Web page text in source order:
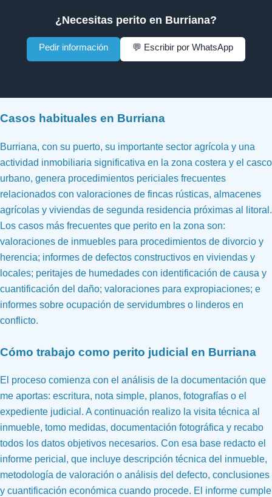
¿Necesitas perito en Burriana?
Pedir información 💬 Escribir por WhatsApp
Casos habituales en Burriana
Burriana, con su puerto, su importante sector agrícola y una
actividad inmobiliaria significativa en la zona costera y el casco
urbano, genera procedimientos periciales frecuentes
relacionados con valoraciones de fincas rústicas, almacenes
agrícolas y viviendas de segunda residencia próximas al litoral.
Los casos más frecuentes que perito en la zona son:
valoraciones de inmuebles para procedimientos de divorcio y
herencia; informes de defectos constructivos en viviendas y
locales; peritajes de humedades con identificación de causa y
cuantificación del daño; valoraciones para expropiaciones; e
informes sobre ocupación de servidumbres o linderos en
conflicto.
Cómo trabajo como perito judicial en Burriana
El proceso comienza con el análisis de la documentación que
me aportas: escritura, nota simple, planos, fotografías o el
expediente judicial. A continuación realizo la visita técnica al
inmueble, tomo medidas, documentación fotográfica y recabo
todos los datos objetivos necesarios. Con esa base redacto el
informe pericial, que incluye descripción técnica del inmueble,
metodología de valoración o análisis del defecto, conclusiones
y cuantificación económica cuando procede. El informe cumple